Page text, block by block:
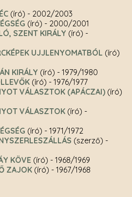
(író) - 2002/2003
(író) - 2000/2001
SZENT KIRÁLY (író) -
UJJLENYOMATBÓL (író)
KIRÁLY (író) - 1979/1980
(író) - 1976/1977
VÁLASZTOK (APÁCZAI)(író)
VÁLASZTOK(író) -
(író) - 1971/1972
(szerző) -
KÖVE (író) - 1968/1969
ZAJOK(író) - 1967/1968